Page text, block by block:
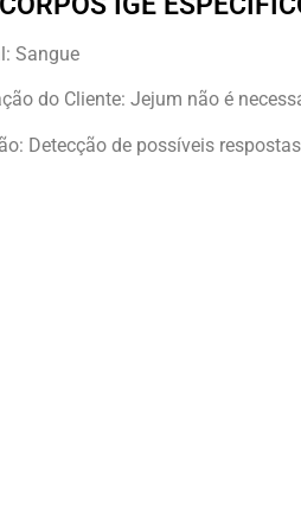
Sangue
do Cliente: Jejum não é
Detecção de possíveis